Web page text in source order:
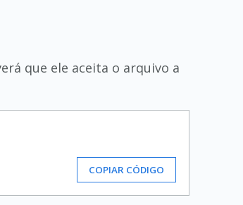
que ele aceita o arquivo a
COPIAR CÓDIGO